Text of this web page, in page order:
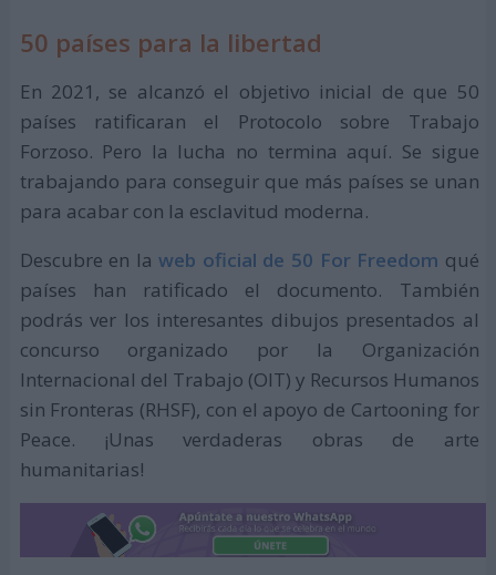
50 países para la libertad
En 2021, se alcanzó el objetivo inicial de que 50
países ratificaran el Protocolo sobre Trabajo
Forzoso. Pero la lucha no termina aquí. Se sigue
trabajando para conseguir que más países se unan
para acabar con la esclavitud moderna.
Descubre en laweb oficial de 50 For Freedom qué
países han ratificado el documento. También
podrás ver los interesantes dibujos presentados al
concurso organizado por la Organización
Internacional del Trabajo (OIT) y Recursos Humanos
sin Fronteras (RHSF), con el apoyo de Cartooning for
Peace. ¡Unas verdaderas obras de arte
humanitarias!